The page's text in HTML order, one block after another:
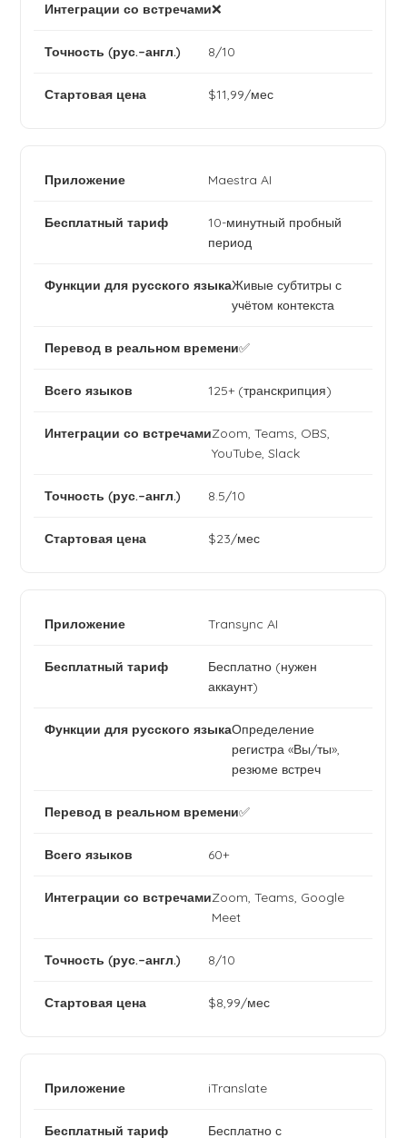
❌
8/10
$11,99/мес
Maestra AI
10-минутный пробный
период
Живые субтитры с
учётом контекста
✅
125+ (транскрипция)
Zoom, Teams, OBS,
YouTube, Slack
8.5/10
$23/мес
Transync AI
Бесплатно (нужен
аккаунт)
Определение
регистра «Вы/ты»,
резюме встреч
✅
60+
Zoom, Teams, Google
Meet
8/10
$8,99/мес
iTranslate
Бесплатно с